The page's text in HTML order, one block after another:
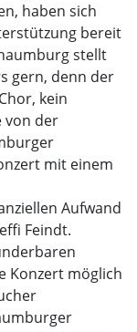
haben sich
bereit
stellt
gern, denn der
kein
von der
mit einem
Aufwand
Feindt.
Konzert möglich